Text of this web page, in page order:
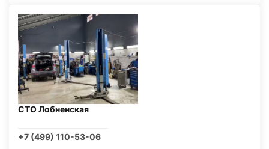
СТО Лобненская
+7 (499) 110-53-06